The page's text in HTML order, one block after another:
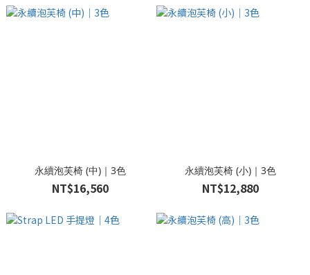
永續泡芙椅 (中)｜3色
NT$16,560
永續泡芙椅 (小)｜3色
NT$12,880